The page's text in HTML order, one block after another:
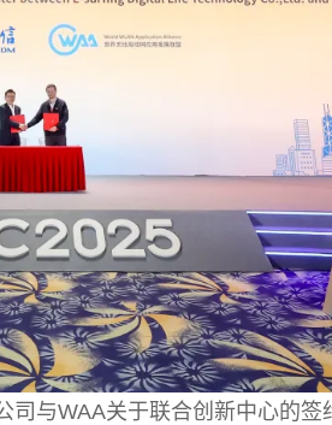
司与WAA关于联合创新中心的签